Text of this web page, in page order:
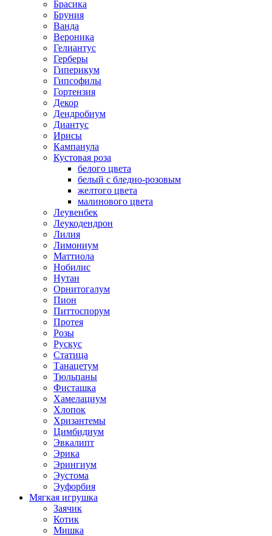
Брасика
Бруния
Ванда
Вероника
Гелиантус
Герберы
Гиперикум
Гипсофилы
Гортензия
Декор
Дендробиум
Диантус
Ирисы
Кампанула
Кустовая роза
белого цвета
белый с бледно-розовым
желтого цвета
малинового цвета
Леувенбек
Леукодендрон
Лилия
Лимониум
Маттиола
Нобилис
Нутан
Орнитогалум
Пион
Питтоспорум
Протея
Розы
Рускус
Статица
Танацетум
Тюльпаны
Фисташка
Хамелациум
Хлопок
Хризантемы
Цимбидиум
Эвкалипт
Эрика
Эрингиум
Эустома
Эуфорбия
Мягкая игрушка
Заячик
Котик
Мишка